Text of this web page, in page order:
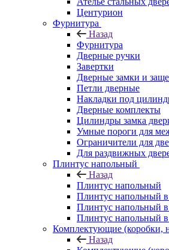
Центурион
Фурнитура
Назад
Фурнитура
Дверные ручки
Завертки
Дверные замки и
Петли дверные
Накладки под
Дверные комплекты
Цилиндры замка
Умные пороги для
Ограничители для
Для раздвижных
Плинтус напольный
Назад
Плинтус напольный
Плинтус напольный
Плинтус напольный
Плинтус напольный
Комплектующие (коробки,
Назад